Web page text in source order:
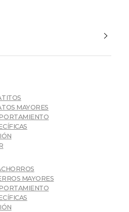
MAYORES
MAYORES